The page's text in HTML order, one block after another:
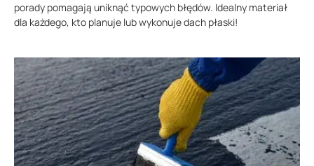
porady pomagają uniknąć typowych błędów. Idealny materiał
dla każdego, kto planuje lub wykonuje dach płaski!